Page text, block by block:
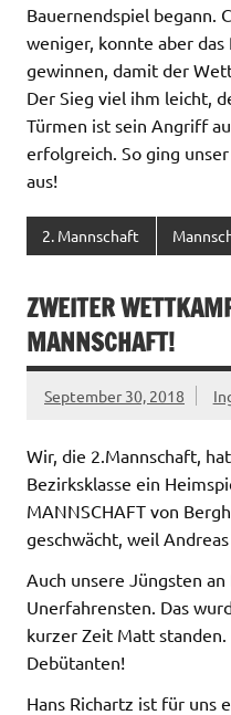
Bauernendspiel begann.
weniger, konnte aber
gewinnen, damit der
Der Sieg viel ihm leicht,
Türmen ist sein Angriff
erfolgreich. So ging
aus!
2. Mannschaft
ZWEITER
MANNSCHAFT!
September 30, 2018
Wir, die 2.Mannschaft,
Bezirksklasse ein
MANNSCHAFT von
geschwächt, weil
Auch unsere Jüngsten
Unerfahrensten. Das
kurzer Zeit Matt
Debütanten!
Hans Richartz ist für uns